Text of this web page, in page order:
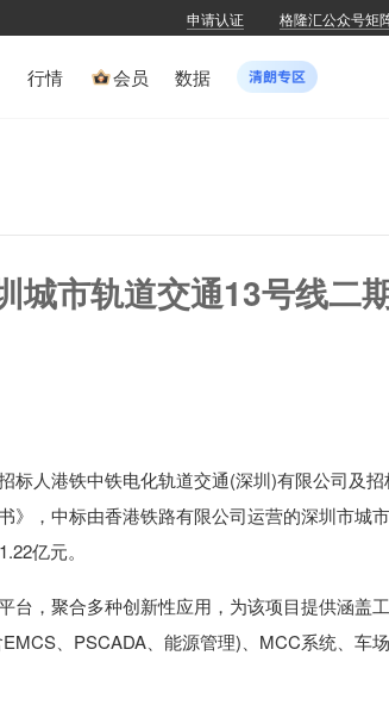
申请认证 格隆汇公众号矩
行情 会员 数据
城市轨道交通13号线二
标人港铁中铁电化轨道交通(深圳)有限公司及招
》，中标由香港铁路有限公司运营的深圳市城
亿元。
台，聚合多种创新性应用，为该项目提供涵盖
、PSCADA、能源管理)、MCC系统、车